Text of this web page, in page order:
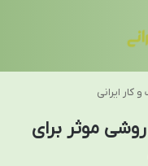
کار ایرانی
موثر برای